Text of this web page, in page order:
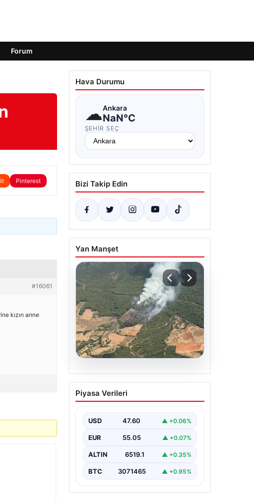
Forum
Pinterest
#16061
kızın anne
Hava Durumu
☁Ankara
NaN°C
ŞEHIR SEÇ
Bizi Takip Edin
Yan Manşet
05.08.2026
Muğla Yatağan’da orman
yangını
Piyasa Verileri
USD 47.60 ▲ +0.06%
EUR 55.05 ▲ +0.07%
ALTIN 6519.1 ▲ +0.35%
BTC 3071465 ▲ +0.95%